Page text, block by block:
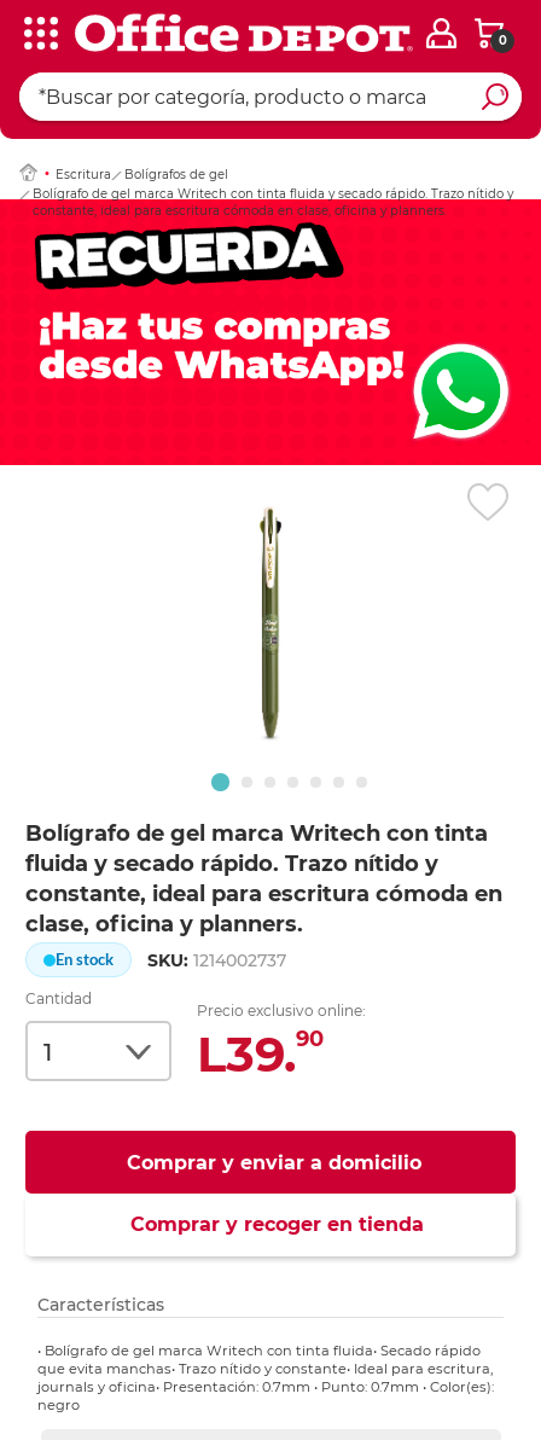
0
Escritura
Bolígrafos de gel
Bolígrafo de gel marca Writech con tinta fluida y secado rápido. Trazo nítido y
constante, ideal para escritura cómoda en clase, oficina y planners.
Bolígrafo de gel marca Writech con tinta
fluida y secado rápido. Trazo nítido y
constante, ideal para escritura cómoda en
clase, oficina y planners.
En stock SKU:1214002737
Cantidad
Precio exclusivo online:
L39.90
Comprar y enviar a domicilio
Comprar y recoger en tienda
Ingresar Codigo
Características
• Bolígrafo de gel marca Writech con tinta fluida• Secado rápido
que evita manchas• Trazo nítido y constante• Ideal para escritura,
journals y oficina• Presentación: 0.7mm • Punto: 0.7mm • Color(es):
negro